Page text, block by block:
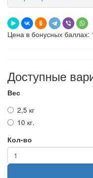
Цена в бонусных баллах:
Доступные
Вес
2,5 кг
10 кг.
Кол-во